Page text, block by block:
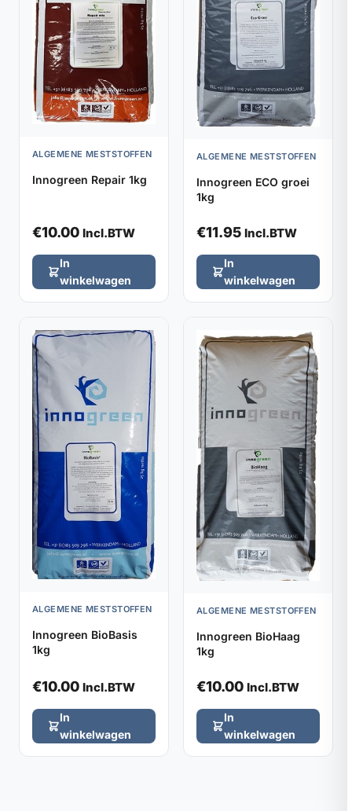
ALGEMENE MESTSTOFFEN
Innogreen Repair 1kg
€10.00 Incl.BTW
In
winkelwagen
ALGEMENE MESTSTOFFEN
Innogreen ECO groei
1kg
€11.95 Incl.BTW
In
winkelwagen
ALGEMENE MESTSTOFFEN
Innogreen BioBasis
1kg
€10.00 Incl.BTW
In
winkelwagen
ALGEMENE MESTSTOFFEN
Innogreen BioHaag
1kg
€10.00 Incl.BTW
In
winkelwagen